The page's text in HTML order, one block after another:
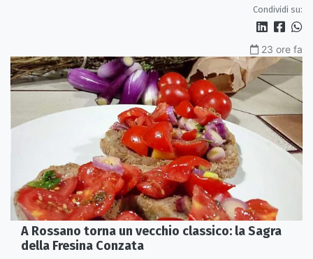
Condividi su:
23 ore fa
A Rossano torna un vecchio classico: la Sagra
della Fresina Conzata